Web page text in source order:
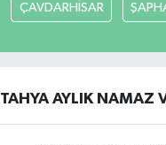
ÇAVDARHİSAR
AYLIK NAMAZ